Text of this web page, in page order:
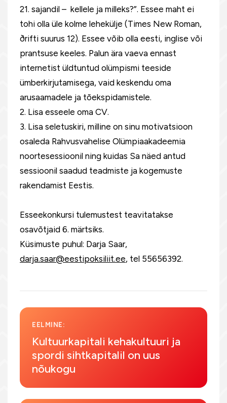
21. sajandil – kellele ja milleks?”. Essee maht ei
tohi olla üle kolme lehekülje (Times New Roman,
ðrifti suurus 12). Essee võib olla eesti, inglise või
prantsuse keeles. Palun ära vaeva ennast
internetist üldtuntud olümpismi teeside
ümberkirjutamisega, vaid keskendu oma
arusaamadele ja tõekspidamistele.
2. Lisa esseele oma CV.
3. Lisa seletuskiri, milline on sinu motivatsioon
osaleda Rahvusvahelise Olümpiaakadeemia
noortesessioonil ning kuidas Sa näed antud
sessioonil saadud teadmiste ja kogemuste
rakendamist Eestis.
Esseekonkursi tulemustest teavitatakse
osavõtjaid 6. märtsiks.
Küsimuste puhul: Darja Saar,
darja.saar@eestipoksiliit.ee, tel 55656392.
EELMINE:
Kultuurkapitali kehakultuuri ja
spordi sihtkapitalil on uus
nõukogu